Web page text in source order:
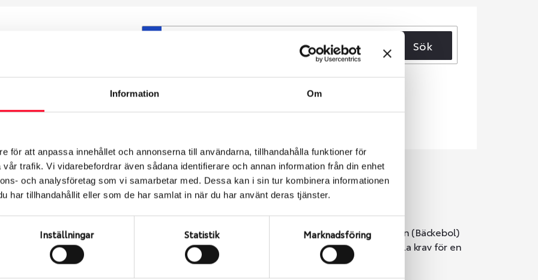
Information Om
för att anpassa innehållet och annonserna till användarna, tillhandahålla funktioner för
trafik. Vi vidarebefordrar även sådana identifierare och annan information från din enhet
och analysföretag som vi samarbetar med. Dessa kan i sin tur kombinera informationen
har tillhandahållit eller som de har samlat in när du har använt deras tjänster.
Inställningar Statistik Marknadsföring
däck du valt passar din
på dina befintliga
och fälg har samma
under årens lopp och inte
fabrik.
Sök
levereras de direkt till någon av våra däckverkstäder i Göteborg. Välj mellan Hisingen (Bäckebol)
tid för upphämtning eller service. När vi byter dina däck ser vi till att de uppfyller alla krav för en